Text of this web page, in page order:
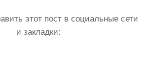
этот пост в социальные сети
и закладки: